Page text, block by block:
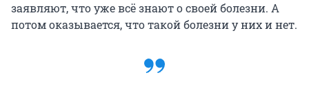
заявляют, что уже всё знают о своей болезни. А
потом оказывается, что такой болезни у них и нет.